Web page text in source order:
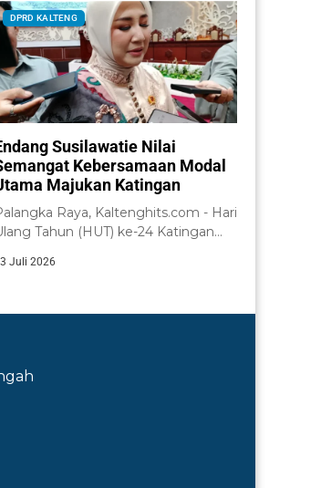
DPRD KALTENG
Susilawatie Nilai
Kebersamaan Modal
Majukan Katingan
Raya, Kaltenghits.com - Hari
Tahun (HUT) ke-24 Katingan
Juli 2026